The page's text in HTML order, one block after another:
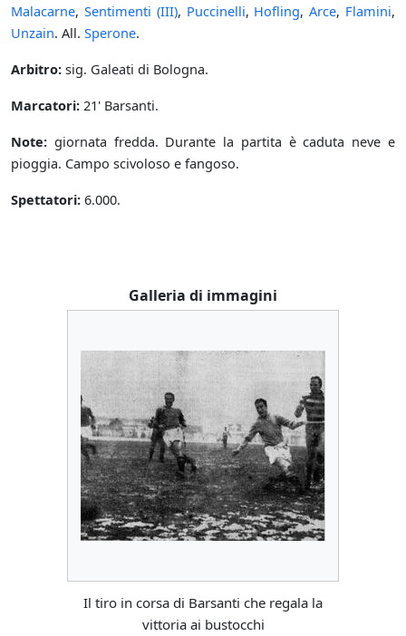
Malacarne, Sentimenti (III), Puccinelli, Hofling,Arce, Flamini,
Unzain. All. Sperone.
Arbitro: sig. Galeati di Bologna.
Marcatori: 21' Barsanti.
Note: giornata fredda. Durante la partita è caduta neve e
pioggia. Campo scivoloso e fangoso.
Spettatori: 6.000.
Galleria di immagini
Il tiro in corsa di Barsanti che regala la
vittoria ai bustocchi